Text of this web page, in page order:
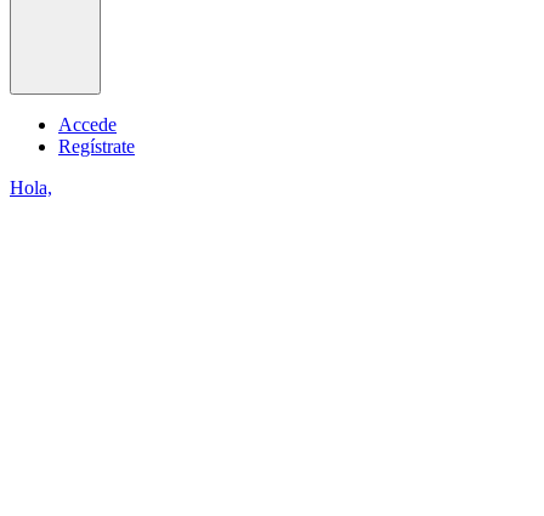
Accede
Regístrate
Hola,